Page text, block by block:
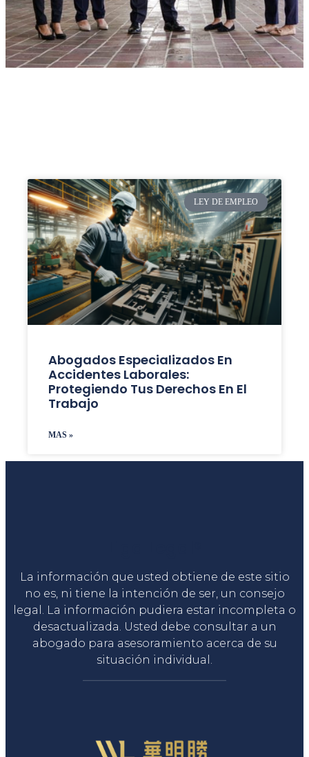
LEY DE EMPLEO
Abogados Especializados En
Accidentes Laborales:
Protegiendo Tus Derechos En El
Trabajo
MAS »
La información que usted obtiene de este sitio
no es, ni tiene la intención de ser, un consejo
legal. La información pudiera estar incompleta o
desactualizada. Usted debe consultar a un
abogado para asesoramiento acerca de su
situación individual.